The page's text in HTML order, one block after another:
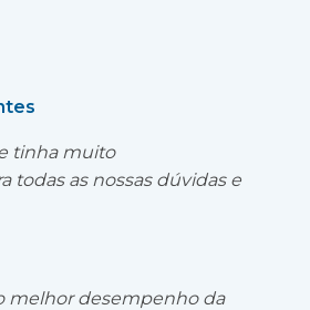
tinha muito
todas as nossas dúvidas e
melhor desempenho da